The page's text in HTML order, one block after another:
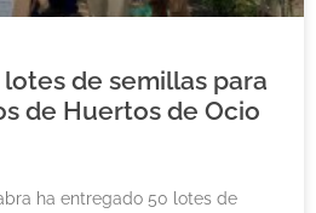
de semillas para
de Huertos de Ocio
ha entregado 50 lotes de